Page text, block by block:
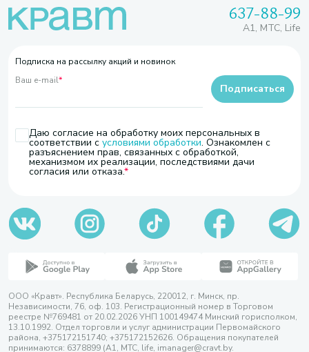
637-88-99
A1, МТС, Life
Подписка на рассылку акций и новинок
Ваш e-mail*
Даю согласие на обработку моих персональных в
соответствии с условиями обработки. Ознакомлен с
разъяснением прав, связанных с обработкой,
механизмом их реализации, последствиями дачи
согласия или отказа.
Подписаться
ООО «Кравт». Республика Беларусь, 220012, г. Минск, пр.
Независимости, 76, оф. 103. Регистрационный номер в Торговом
реестре №769481 от 20.02.2026 УНП 100149474 Минский горисполком,
13.10.1992. Отдел торговли и услуг администрации Первомайского
района, +375172151740; +375172152626. Обращения покупателей
принимаются: 6378899 (А1, МТС, life, imanager@cravt.by.